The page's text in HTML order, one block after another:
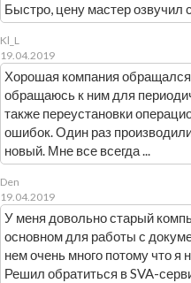
Быстро, цену мастер озвучил
Kl_L
19.04.2019
Хорошая компания обращался
обращаюсь к ним для
также переустановки
ошибок. Один раз
новый. Мне все всегда ...
Den
19.04.2019
У меня довольно старый
основном для работы с
нем очень много потому что я
Решил обратиться в SVA-